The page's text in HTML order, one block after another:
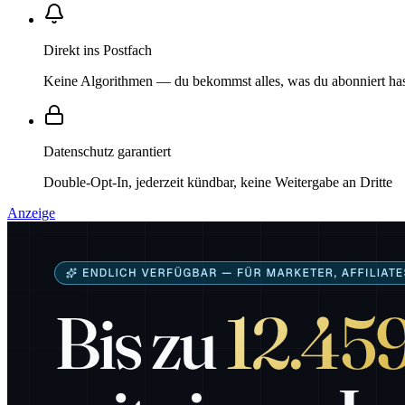
Direkt ins Postfach
Keine Algorithmen — du bekommst alles, was du abonniert
Datenschutz garantiert
Double-Opt-In, jederzeit kündbar, keine Weitergabe an Dritte
Anzeige